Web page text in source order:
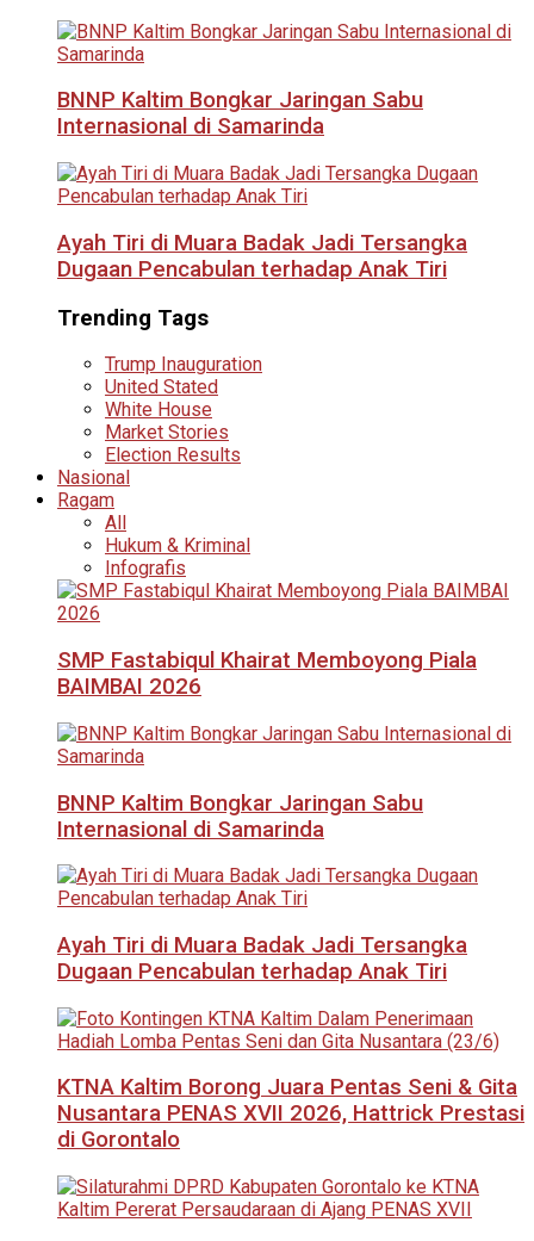
BNNP Kaltim Bongkar Jaringan Sabu
Internasional di Samarinda
Ayah Tiri di Muara Badak Jadi Tersangka
Dugaan Pencabulan terhadap Anak Tiri
Trending Tags
Trump Inauguration
United Stated
White House
Market Stories
Election Results
Nasional
Ragam
All
Hukum & Kriminal
Infografis
SMP Fastabiqul Khairat Memboyong Piala
BAIMBAI 2026
BNNP Kaltim Bongkar Jaringan Sabu
Internasional di Samarinda
Ayah Tiri di Muara Badak Jadi Tersangka
Dugaan Pencabulan terhadap Anak Tiri
KTNA Kaltim Borong Juara Pentas Seni & Gita
Nusantara PENAS XVII 2026, Hattrick Prestasi
di Gorontalo